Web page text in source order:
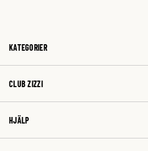
KATEGORIER
CLUB ZIZZI
HJÄLP